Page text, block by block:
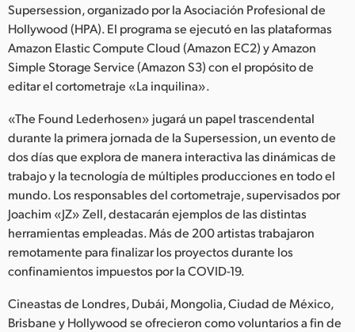
Korea
Mexico
Malaysia
Netherlands
New Zealand
Norway
Poland
Portugal
South Africa
Supersession, organizado por la Asociación Profesional de
Hollywood (HPA). El programa se ejecutó en las plataformas
Amazon Elastic Compute Cloud (Amazon EC2) y Amazon
Simple Storage Service (Amazon S3) con el propósito de
editar el cortometraje «La inquilina».
«The Found Lederhosen» jugará un papel trascendental
durante la primera jornada de la Supersession, un evento de
dos días que explora de manera interactiva las dinámicas de
trabajo y la tecnología de múltiples producciones en todo el
mundo. Los responsables del cortometraje, supervisados por
Joachim «JZ» Zell, destacarán ejemplos de las distintas
herramientas empleadas. Más de 200 artistas trabajaron
remotamente para finalizar los proyectos durante los
confinamientos impuestos por la COVID-19.
Cineastas de Londres, Dubái, Mongolia, Ciudad de México,
Brisbane y Hollywood se ofrecieron como voluntarios a fin de